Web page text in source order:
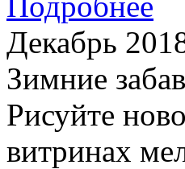
Декабрь
Зимние
Рисуйте
витринах